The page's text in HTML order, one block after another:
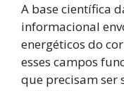
A base científica
informacional
energéticos do
esses campos
que precisam ser